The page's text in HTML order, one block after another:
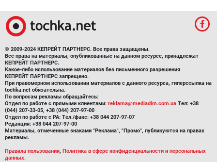
© 2009-2024 КЕПРЕЙТ ПАРТНЕРС. Все права защищены.
Все права на материалы, опубликованные на данном ресурсе, принадлежат
КЕПРЕЙТ ПАРТНЕРС.
Какое-либо использование материалов без письменного разрешения
КЕПРЕЙТ ПАРТНЕРС запрещено.
При правомерном использовании материалов с данного ресурса, гиперссылка на
tochka.net обязательна.
По вопросам рекламы обращайтесь:
Отдел по работе с прямыми клиентами: reklama@mediadim.com.ua Тел: +38
(044) 207-33-05, +38 (044) 207-97-00
Отдел по работе с РА: Тел./факс: +38 044 207-97-07
Редакция: +38 044 207-97-00
Материалы, отмеченные знаками "Реклама", "Промо", публикуются на правах
рекламы.
Правила пользования, Политика в сфере конфиденциальности и персональных
данных.